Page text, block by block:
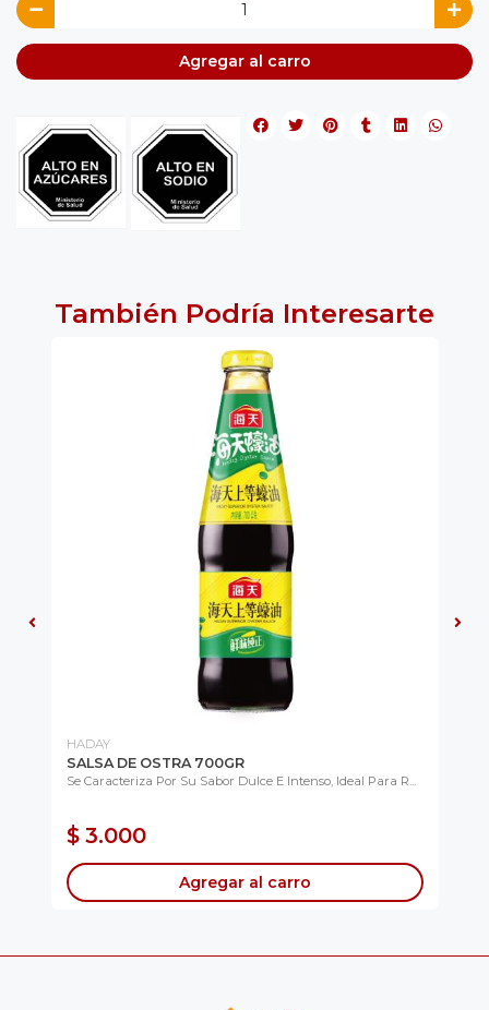
Agregar al carro
También Podría Interesarte
HADAY
SALSA DE OSTRA 700GR
Se Caracteriza Por Su Sabor Dulce E Intenso, Ideal Para R...
$ 3.000
Agregar al carro